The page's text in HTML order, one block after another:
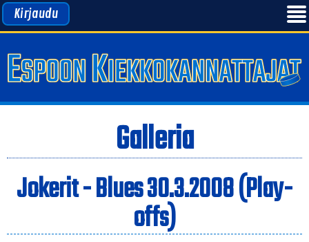
Kirjaudu
Galleria
Jokerit - Blues 30.3.2008 (Play-
offs)